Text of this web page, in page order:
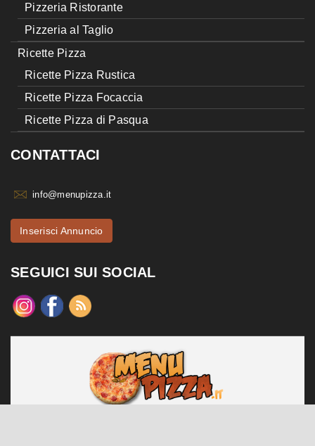
Pizzeria Ristorante
Pizzeria al Taglio
Ricette Pizza
Ricette Pizza Rustica
Ricette Pizza Focaccia
Ricette Pizza di Pasqua
CONTATTACI
info@menupizza.it
Inserisci Annuncio
SEGUICI SUI SOCIAL